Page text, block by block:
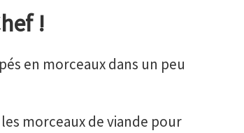
!
en morceaux dans un peu
morceaux de viande pour